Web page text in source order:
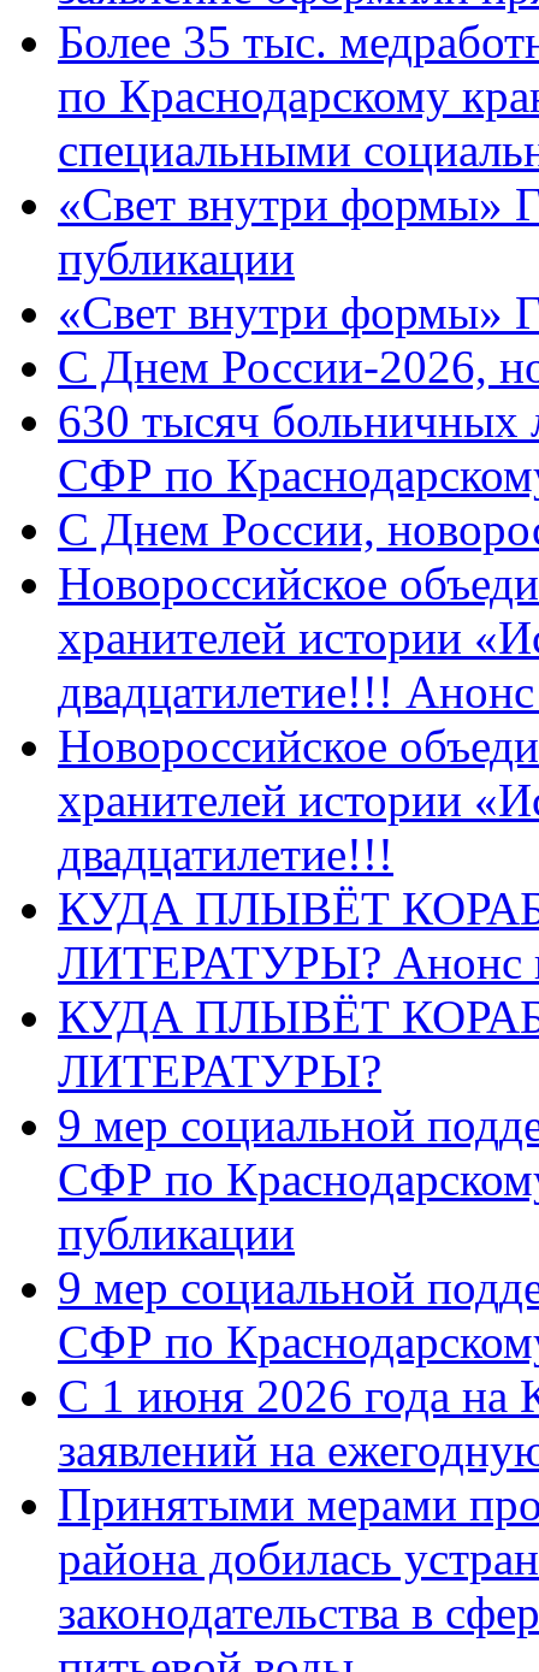
Более 35 тыс.
по Краснодарскому
специальными
«Свет внутри формы»
публикации
«Свет внутри формы»
C Днем России-2026,
630 тысяч больничных
СФР по
C Днем России,
Новороссийское
хранителей истории
двадцатилетие!!!
Новороссийское
хранителей истории
двадцатилетие!!!
КУДА ПЛЫВЁТ
ЛИТЕРАТУРЫ? Анонс
КУДА ПЛЫВЁТ
ЛИТЕРАТУРЫ?
9 мер социальной
СФР по
публикации
9 мер социальной
СФР по
С 1 июня 2026 года на
заявлений на
Принятыми мерами
района добилась
законодательства в